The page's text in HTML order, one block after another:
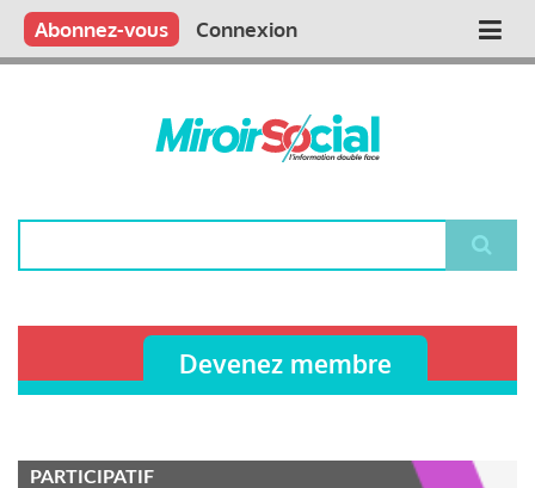
Aller
contenu
Main
Qui sommes nous ?
Vous publiez
Nous publions
Contactez-nous
Abonnez-vous Connexion
Devenez membre
PARTICIPATIF